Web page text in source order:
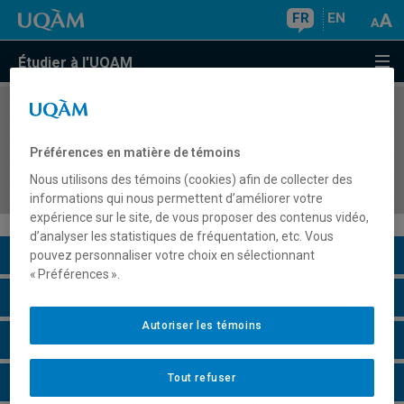
FR EN
Étudier à l'UQAM
COURS//
disciplines du domaine de l'univers social au
secondaire
Description du cours
Horaire - Automne 2026
Préférences en matière de témoins
Nous utilisons des témoins (cookies) afin de collecter des
informations qui nous permettent d’améliorer votre
expérience sur le site, de vous proposer des contenus vidéo,
d’analyser les statistiques de fréquentation, etc. Vous
pouvez personnaliser votre choix en sélectionnant
« Préférences ».
Tout refuser
Autoriser les témoins